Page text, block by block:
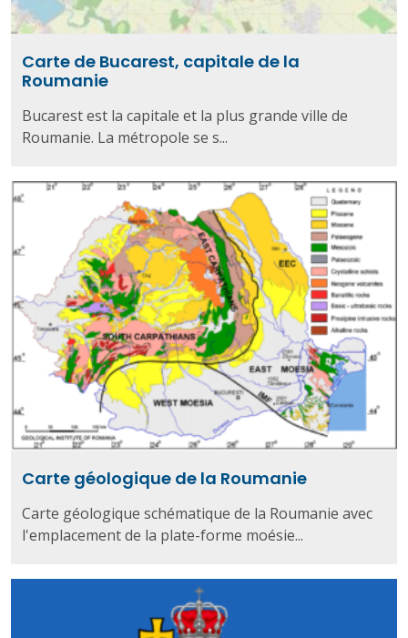
Carte de Bucarest, capitale de la
Roumanie
Bucarest est la capitale et la plus grande ville de
Roumanie. La métropole se s...
Carte géologique de la Roumanie
Carte géologique schématique de la Roumanie avec
l'emplacement de la plate-forme moésie...